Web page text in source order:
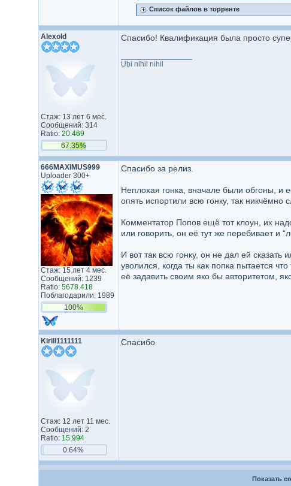
Список файлов в торренте
Alexold
Стаж: 13 лет 6 мес.
Сообщений: 314
Ratio: 20.469
67.35%
Спасибо! Квалификация была просто
Ubi nihil nihil
666MAXIMUS999
Uploader 300+
Стаж: 15 лет 4 мес.
Сообщений: 1239
Ratio: 5678.418
Поблагодарили: 1989
100%
Спасибо за релиз.
Неплохая гонка, вначале были обгоны, и
опять испортили всю гонку, так никчёмно
Комментатор Попов ещё тот клоун, их
или говорить, он её тут же перебивает и
И вот так всю гонку, он не дал ей
уволился, когда ты как попка пытается
её задавить своим яко бы авторитетом,
Kirill1111111
Стаж: 12 лет 11 мес.
Сообщений: 2
Ratio: 15.994
0.64%
Спасибо
Показать